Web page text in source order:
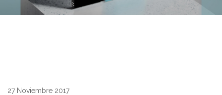
27 Noviembre 2017